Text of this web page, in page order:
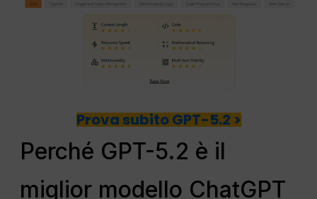
Prova subito GPT-5.2 >
Perché GPT-5.2 è il
miglior modello ChatGPT